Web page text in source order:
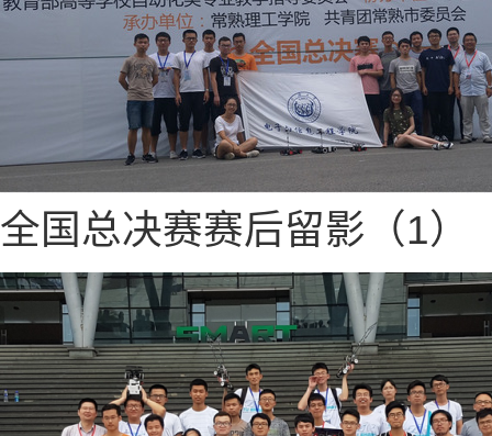
全国总决赛赛后留影（1）